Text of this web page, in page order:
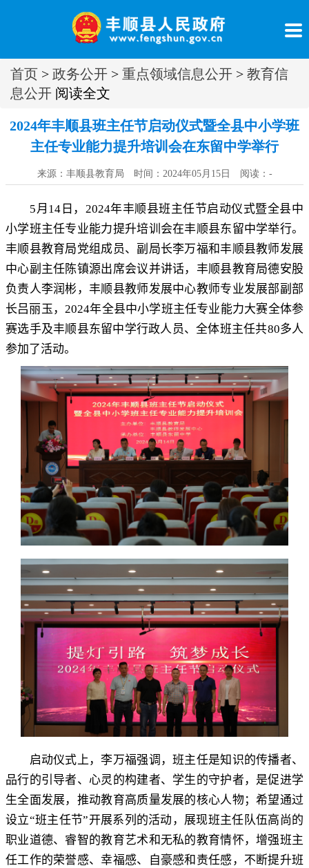
首页 > 政务公开 > 重点领域信息公开 > 教育信
息公开 阅读全文
2024年丰顺县班主任节启动仪式暨全县中小学班
主任专业能力提升培训会在东留中学举行
来源：丰顺县教育局 时间：2024年05月15日 阅读： -
5月 14 日 ， 2024年丰顺县班主任节启动仪式暨全县中
小学班主任专业能力提升培训会在丰顺县东留中学举行。
丰顺县教育局党组成员、副局长李万福和丰顺县教师发展
中心副主任陈镇源出席会议并讲话，丰顺县教育局德安股
负责人李润彬 ，丰顺县教师发展中心教师专业发展部副部
长吕丽玉，2024年全县中小学班主任专业能力大赛全体参
赛选手及丰顺县东留中学行政人员、全体班主任共80多人
参加了活动。
启动仪式上 ，李万福强调，班主任是知识的传播者、
品行的引导者、心灵的构建者、学生的守护者 ， 是促进学
生全面发展，推动教育高质量发展的核心人物； 希望通过
设立“班主任节”开展系列的活动，展现班主任队伍高尚的
职业道德、睿智的教育艺术和无私的教育情怀 ，增强班主
任工作的荣誉感、幸福感、自豪感和责任感，不断提升班